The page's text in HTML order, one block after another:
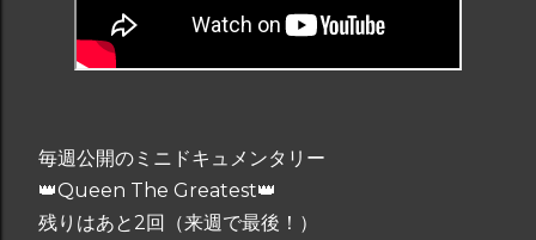
毎週公開のミニドキュメンタリー
👑Queen The Greatest👑
残りはあと2回（来週で最後！）